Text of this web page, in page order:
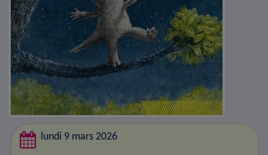
lundi 9 mars 2026